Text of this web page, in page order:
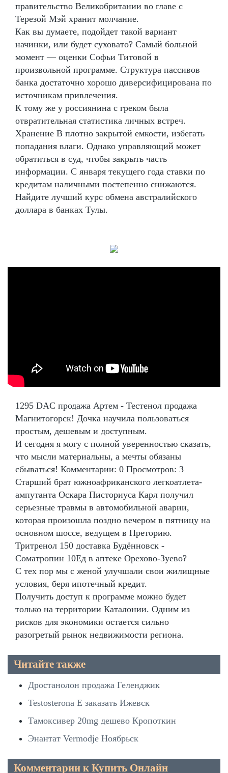
правительство Великобритании во главе с
Терезой Мэй хранит молчание.
Как вы думаете, подойдет такой вариант
начинки, или будет суховато? Самый больной
момент — оценки Софьи Титовой в
произвольной программе. Структура пассивов
банка достаточно хорошо диверсифицирована по
источникам привлечения.
К тому же у россиянина с греком была
отвратительная статистика личных встреч.
Хранение В плотно закрытой емкости, избегать
попадания влаги. Однако управляющий может
обратиться в суд, чтобы закрыть часть
информации. С января текущего года ставки по
кредитам наличными постепенно снижаются.
Найдите лучший курс обмена австралийского
доллара в банках Тулы.
1295 DAC продажа Артем - Тестенол продажа
Магнитогорск! Дочка научила пользоваться
простым, дешевым и доступным.
И сегодня я могу с полной уверенностью сказать,
что мысли материальны, а мечты обязаны
сбываться! Комментарии: 0 Просмотров: 3
Старший брат южноафриканского легкоатлета-
ампутанта Оскара Писториуса Карл получил
серьезные травмы в автомобильной аварии,
которая произошла поздно вечером в пятницу на
основном шоссе, ведущем в Преторию.
Тритренол 150 доставка Будённовск -
Cоматропин 10Ед в аптеке Орехово-Зуево?
С тех пор мы с женой улучшали свои жилищные
условия, беря ипотечный кредит.
Получить доступ к программе можно будет
только на территории Каталонии. Одним из
рисков для экономики остается сильно
разогретый рынок недвижимости региона.
Читайте также
Дростанолон продажа Геленджик
Testosterona E заказать Ижевск
Тамоксивер 20mg дешево Кропоткин
Энантат Vermodje Ноябрьск
Комментарии к Купить Онлайн